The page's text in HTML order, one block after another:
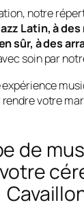
notre
Latin, à
sûr, à des
soin par
votre
de